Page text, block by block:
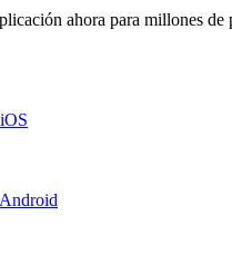
ahora para millones